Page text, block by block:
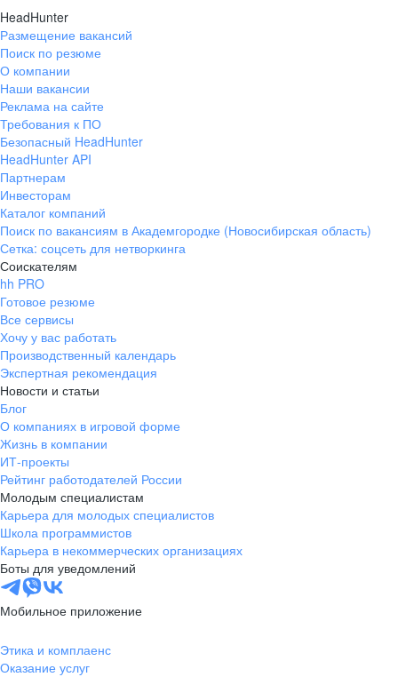
HeadHunter
Размещение вакансий
Поиск по резюме
О компании
Наши вакансии
Реклама на сайте
Требования к ПО
Безопасный HeadHunter
HeadHunter API
Партнерам
Инвесторам
Каталог компаний
Поиск по вакансиям в Академгородке (Новосибирская область)
Сетка: соцсеть для нетворкинга
Соискателям
hh PRO
Готовое резюме
Все сервисы
Хочу у вас работать
Производственный календарь
Экспертная рекомендация
Новости и статьи
Блог
О компаниях в игровой форме
Жизнь в компании
ИТ-проекты
Рейтинг работодателей России
Молодым специалистам
Карьера для молодых специалистов
Школа программистов
Карьера в некоммерческих организациях
Боты для уведомлений
Мобильное приложение
Этика и комплаенс
Оказание услуг